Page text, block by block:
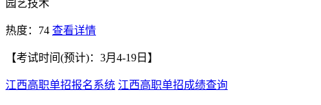
园艺技术
热度：74 查看详情
【考试时间(预计)：3月4-19日】
江西高职单招报名系统 江西高职单招成绩查询